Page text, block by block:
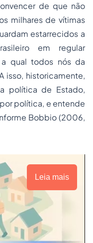
de que não
milhares de vítimas
estarrecidos a
em regular
qual todos nós da
isso, historicamente,
política de Estado,
política, e entende
Bobbio (2006,
Leia mais